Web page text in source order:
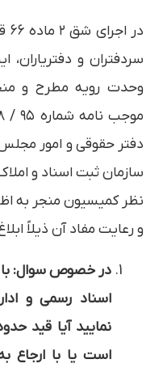
سردفتران و
وحدت رویه مطرح و
دفتر حقوقی و امور
سازمان ثبت اسناد و
نظر کمیسیون منجر به
و رعایت مفاد آن ذیلاً
در خصوص سوال: با
اسناد رسمی و
نمایید آیا قید
است یا با ارجاع